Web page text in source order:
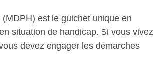
est le guichet unique en
situation de handicap. Si vous vivez
devez engager les démarches